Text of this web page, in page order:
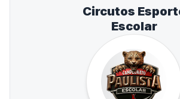
Circutos
Escolar